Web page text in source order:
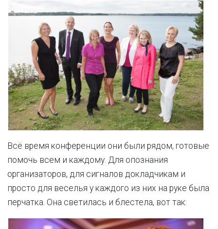
Всё время конференции они были рядом, готовые
помочь всем и каждому. Для опознания
организаторов, для сигналов докладчикам и
просто для веселья у каждого из них на руке была
перчатка. Она светилась и блестела, вот так: